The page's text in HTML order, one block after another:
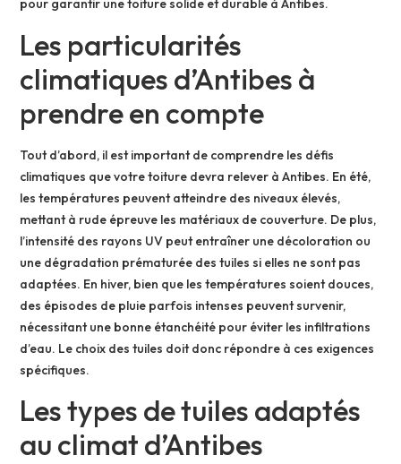
pour garantir une toiture solide et durable à Antibes.
Les particularités
climatiques d’Antibes à
prendre en compte
Tout d’abord, il est important de comprendre les défis
climatiques que votre toiture devra relever à Antibes. En été,
les températures peuvent atteindre des niveaux élevés,
mettant à rude épreuve les matériaux de couverture. De plus,
l’intensité des rayons UV peut entraîner une décoloration ou
une dégradation prématurée des tuiles si elles ne sont pas
adaptées. En hiver, bien que les températures soient douces,
des épisodes de pluie parfois intenses peuvent survenir,
nécessitant une bonne étanchéité pour éviter les infiltrations
d’eau. Le choix des tuiles doit donc répondre à ces exigences
spécifiques.
Les types de tuiles adaptés
au climat d’Antibes